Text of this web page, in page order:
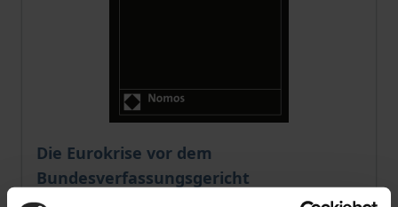
Die Eurokrise vor dem
Bundesverfassungsgericht
Der Preis dieses Titels richtet sich nach der